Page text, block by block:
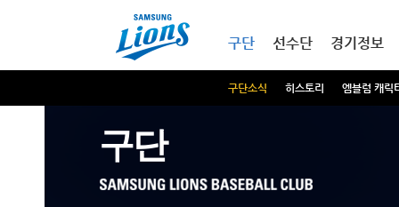
구단
구단소식 히스토리 엠블럼 캐릭
선수단 경기정보
구단